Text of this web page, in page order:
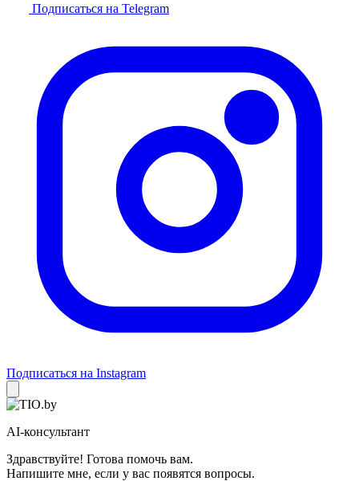
Подписаться на Telegram
Подписаться на Instagram
AI-консультант
Здравствуйте! Готова помочь вам.
Напишите мне, если у вас появятся вопросы.